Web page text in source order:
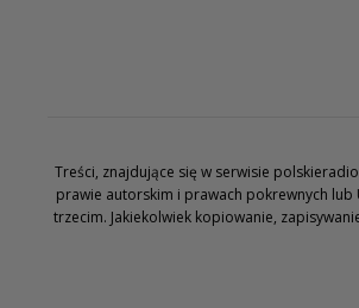
Treści, znajdujące się w serwisie
prawie autorskim i prawach pokrewnych lub
trzecim. Jakiekolwiek kopiowanie,